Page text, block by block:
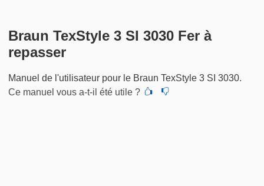
Braun TexStyle 3 SI 3030 Fer à
repasser
Manuel de l'utilisateur pour le Braun TexStyle 3 SI 3030.
Ce manuel vous a-t-il été utile ?